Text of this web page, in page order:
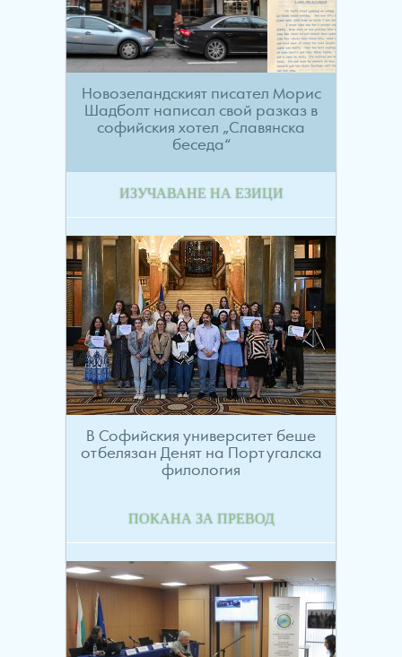
Новозеландският писател Морис
Шадболт написал свой разказ в
софийския хотел „Славянска
беседа“
ИЗУЧАВАНЕ НА ЕЗИЦИ
В Софийския университет беше
отбелязан Денят на Португалска
филология
ПОКАНА ЗА ПРЕВОД